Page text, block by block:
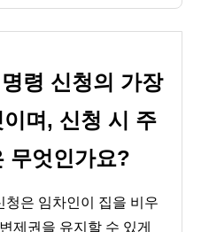
령 신청의 가장
며, 신청 시 주
무엇인가요?
청은 임차인이 집을 비우
제권을 유지할 수 있게